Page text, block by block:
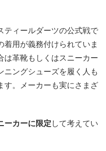
ティールダーツの公式戦で
着用が義務付けられていま
は革靴もしくはスニーカー
ニングシューズを履く人も
す。メーカーも実にさまざ
ーカーに限定 して考えてい